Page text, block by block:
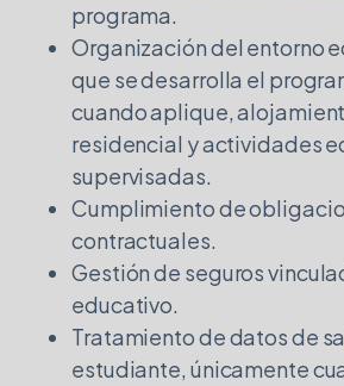
programa.
Organización del entorno
que se desarrolla el
cuando aplique,
residencial y actividades
supervisadas.
Cumplimiento de
contractuales.
Gestión de seguros
educativo.
Tratamiento de datos de
estudiante, únicamente